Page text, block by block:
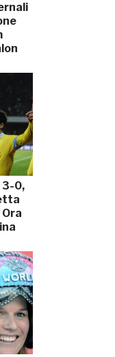
3-0,